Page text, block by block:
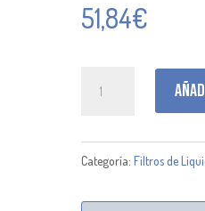
51,84€
Categoría: Filtros de